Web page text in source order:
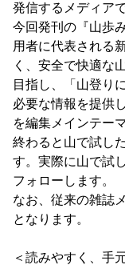
発信するメディアで
今回発刊の『山歩
用者に代表される
く、安全で快適な
目指し、「山登り
必要な情報を提供
を編集メインテー
終わると山で試し
す。実際に山で試
フォローします。
なお、従来の雑誌
となります。
＜読みやすく、手